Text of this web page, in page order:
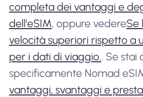
completa dei vantaggi e
dell'eSIM, oppure vedereSe
velocità superiori rispetto a
per i dati di viaggio.. Se stai
specificamente Nomad
vantaggi, svantaggi e